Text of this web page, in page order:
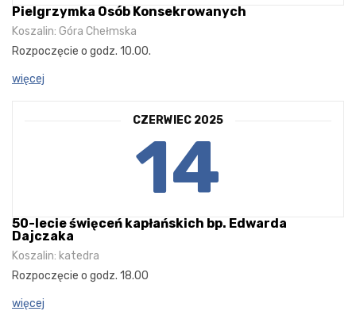
Pielgrzymka Osób Konsekrowanych
Koszalin: Góra Chełmska
Rozpoczęcie o godz. 10.00.
więcej
CZERWIEC 2025
14
50-lecie święceń kapłańskich bp. Edwarda
Dajczaka
Koszalin: katedra
Rozpoczęcie o godz. 18.00
więcej